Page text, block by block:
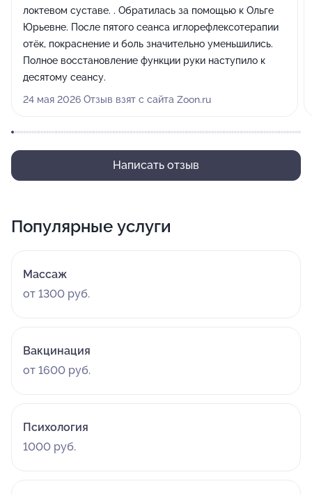
локтевом суставе. . Обратилась за помощью к Ольге
Юрьевне. После пятого сеанса иглорефлексотерапии
отëк, покраснение и боль значительно уменьшились.
Полное восстановление функции руки наступило к
десятому сеансу.
24 мая 2026 Отзыв взят с сайта Zoon.ru
Написать отзыв
Популярные услуги
Массаж
от 1300 руб.
Вакцинация
от 1600 руб.
Психология
1000 руб.